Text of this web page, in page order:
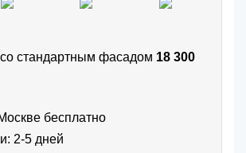
стандартным фасадом 18 300
бесплатно
2-5 дней